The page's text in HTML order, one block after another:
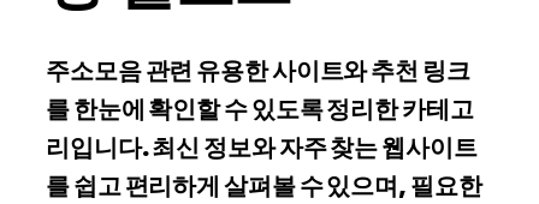
주소모음 관련 유용한 사이트와 추천 링크
를 한눈에 확인할 수 있도록 정리한 카테고
리입니다. 최신 정보와 자주 찾는 웹사이트
를 쉽고 편리하게 살펴볼 수 있으며, 필요한